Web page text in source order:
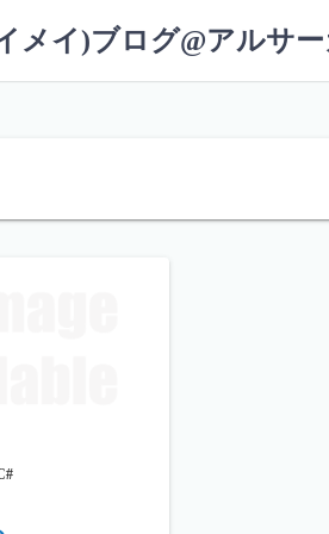
メイ)ブログ@アルサ